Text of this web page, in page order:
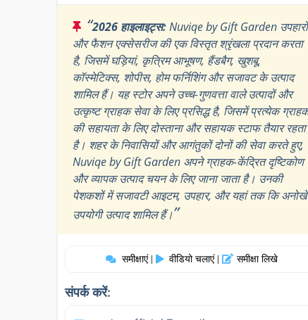
“2026 हाइलाइट्स:Nuviqe by Gift Garden उपहारों
और फैशन एक्सेसरीज की एक विस्तृत श्रृंखला प्रदान करता
है, जिसमें घड़ियां, कृत्रिम आभूषण, हैंडबैग, खुशबू,
कॉस्मेटिक्स, शोपीस, होम फर्निशिंग और सजावट के उत्पाद
शामिल हैं। यह स्टोर अपने उच्च-गुणवत्ता वाले उत्पादों और
उत्कृष्ट ग्राहक सेवा के लिए प्रसिद्ध है, जिसमें प्रत्येक
की सहायता के लिए दोस्ताना और सहायक स्टाफ तैयार रहता
है। शहर के निवासियों और आगंतुकों दोनों की सेवा करते हुए,
Nuviqe by Gift Garden अपने ग्राहक-केंद्रित दृष्टिकोण
और व्यापक उत्पाद चयन के लिए जाना जाता है। उनकी
पेशकशों में सजावटी आइटम, उपहार, और यहां तक कि अनोखे
उपयोगी उत्पाद शामिल हैं।”
समीक्षाएं | वीडियो चलाएं | समीक्षा लिखे
संपर्क करें: